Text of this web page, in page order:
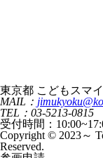
東京都 こどもスマ
MAIL：
TEL：03-5213-0815
受付時間：
Copyright © 2023～
Reserved.